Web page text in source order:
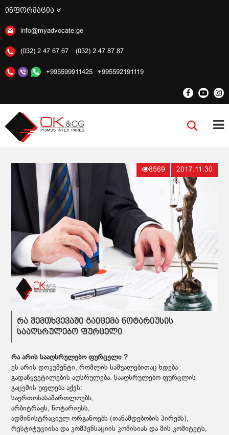
ინფორმაცია
info@myadvocate.ge
(032) 2 47 67 67 (032) 2 47 87 87
+995599911425 +995592191119
8569 2017.11.30
რა შემთხვევაში გაიცემა ნოტარიუსის
სააღსრულებო ფურცელი
რა არის სააღსრულებო ფურცელი ?
ეს არის დოკუმენტი, რომლის საშუალებითაც ხდება
გადაწყვეტილების აღსრულება. სააღსრულებო ფურცლის
გაცემის უფლება აქვს:
საერთოსასამართლოებს,
არბიტრაჟს, ნოტარიუსს,
ადმინისტრაციულ ორგანოებს (თანამდებობის პირებს),
რესტიტუციისა და კომპენსაციის კომისიას და მის კომიტეტს,